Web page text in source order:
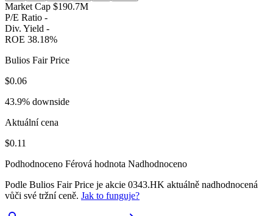
Market Cap $190.7M
P/E Ratio -
Div. Yield -
ROE 38.18%
Bulios Fair Price
$0.06
43.9% downside
Aktuální cena
$0.11
Podhodnoceno Férová hodnota Nadhodnoceno
Podle Bulios Fair Price je akcie 0343.HK aktuálně nadhodnocená
vůči své tržní ceně. Jak to funguje?